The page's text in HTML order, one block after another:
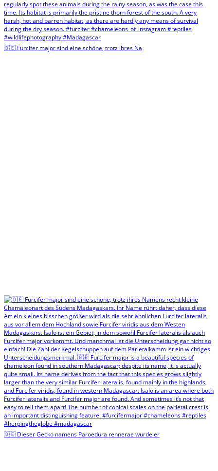
🇩🇪 Furcifer major sind eine schöne, trotz ihres Na
🇩🇪 Dieser Gecko namens Paroedura rennerae wurde er